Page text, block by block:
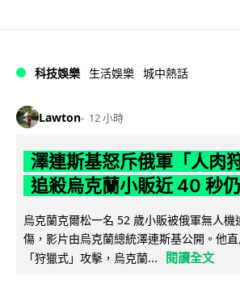
科技娛樂 生活娛樂 城中熱話
Lawton 12 小時
澤連斯基怒斥俄軍「人肉
追殺烏克蘭小販近 40 秒
烏克蘭克爾松一名 52 歲小販被俄軍無人
傷，影片由烏克蘭總統澤連斯基公開。他
「狩獵式」攻擊，烏克蘭...
閱讀全文